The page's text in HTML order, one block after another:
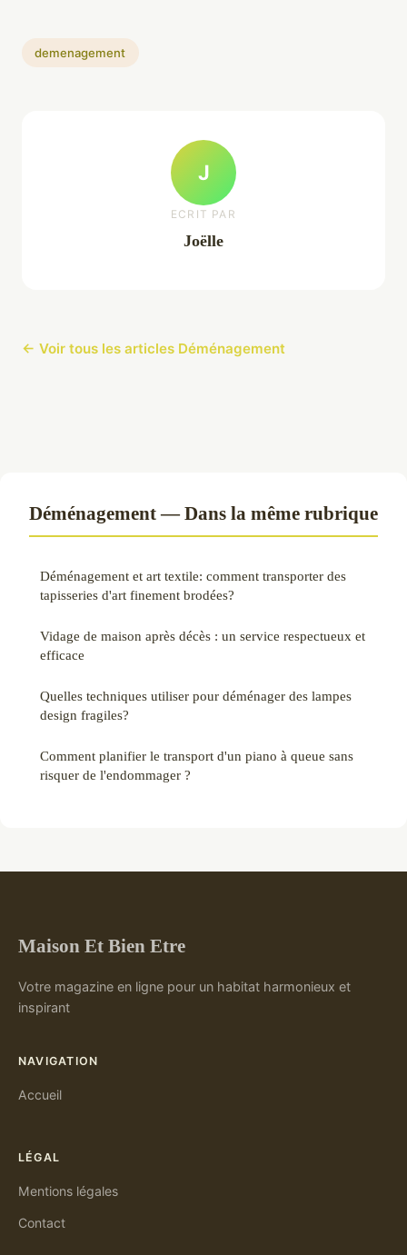
demenagement
J
ECRIT PAR
Joëlle
← Voir tous les articles Déménagement
Déménagement — Dans la même rubrique
Déménagement et art textile: comment transporter des
tapisseries d'art finement brodées?
Vidage de maison après décès : un service respectueux et
efficace
Quelles techniques utiliser pour déménager des lampes
design fragiles?
Comment planifier le transport d'un piano à queue sans
risquer de l'endommager ?
Maison Et Bien Etre
Votre magazine en ligne pour un habitat harmonieux et
inspirant
NAVIGATION
Accueil
LÉGAL
Mentions légales
Contact